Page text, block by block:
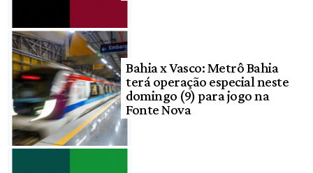
Bahia x Vasco: Metrô Bahia
terá operação especial neste
domingo (9) para jogo na
Fonte Nova